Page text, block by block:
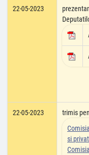
22-05-2023
22-05-2023
trimis
si